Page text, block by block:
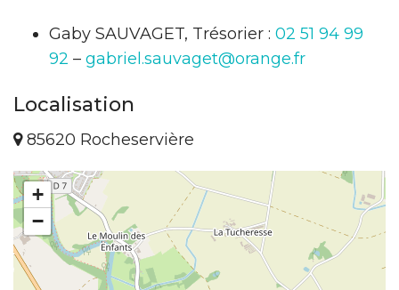
Gaby SAUVAGET, Trésorier : 02 51 94 99
92 – gabriel.sauvaget@orange.fr
Localisation
85620 Rocheservière
+
−